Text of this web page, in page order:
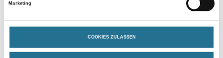
Marketing
COOKIES ZULASSEN
Produkteigenschaft
- Mineralisch, Mörtelgruppe PII
- Nicht quellbar